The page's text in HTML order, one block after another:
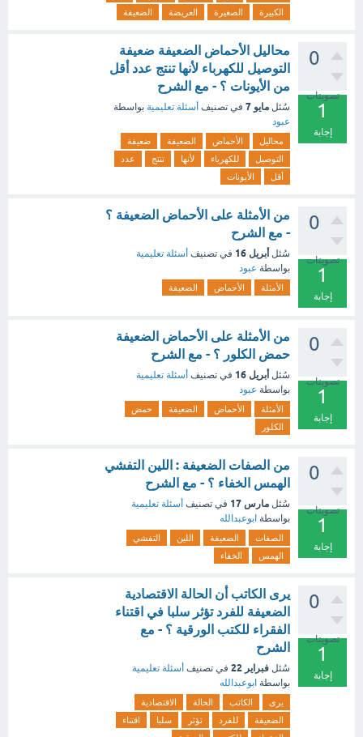
الكبيرة
الصغيرة العريضة الضعيفة
0
تصويتات
1
إجابة
محاليل الأحماض الضعيفة ضعيفة
التوصيل للكهرباء لأنها تنتج عدد أقل
من الأيونات ؟ - مع الشرح
سُئل مايو 7 في تصنيف أسئلة تعليمية بواسطة
عبود
محاليل الأحماض الضعيفة
ضعيفة
التوصيل
للكهرباء لأنها تنتج
عدد
أقل
الأيونات
0
تصويتات
1
إجابة
من الأمثلة على الأحماض الضعيفة ؟
- مع الشرح
سُئل أبريل 16 في تصنيف أسئلة تعليمية
بواسطة عبود
الأمثلة الأحماض الضعيفة
0
تصويتات
1
إجابة
من الأمثلة على الأحماض الضعيفة
حمض الكلور ؟ - مع الشرح
سُئل أبريل 16 في تصنيف أسئلة تعليمية
بواسطة عبود
الأمثلة الأحماض الضعيفة
حمض
الكلور
0
تصويتات
1
إجابة
من الصفات الضعيفة : اللين التفشي
الهمس الخفاء ؟ - مع الشرح
سُئل مارس 17 في تصنيف أسئلة تعليمية
بواسطة ابوعبدالله
الصفات الضعيفة اللين
التفشي
الهمس
الخفاء
0
تصويتات
1
إجابة
يرى الكاتب أن الحالة الاقتصادية
الضعيفة للفرد تؤثر سلبا في اقتناء
الفقراء للكتب الورقية ؟ - مع
الشرح
سُئل فبراير 22 في تصنيف أسئلة تعليمية
بواسطة ابوعبدالله
يرى الكاتب الحالة
الاقتصادية
الضعيفة
للفرد تؤثر سلبا
اقتناء